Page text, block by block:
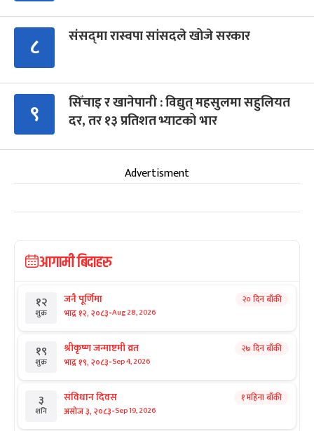
८ संसद्‍मा रास्वपा सांसदले खोजे सरकार
९
सिँचाइ र खानेपानी : विद्युत् महसुलमा सहुलियत
दर, तर १३ प्रतिशत भ्याटको भार
Advertisment
आगामी बिदाहरु
१२
शुक्र
जनै पूर्णिमा
भाद्र १२, २०८३-Aug 28, 2026
२० दिन बाँकी
१९
शुक्र
श्रीकृष्ण जन्माष्टमी व्रत
भाद्र १९, २०८३-Sep 4, 2026
२७ दिन बाँकी
३
शनि
संविधान दिवस
असोज ३, २०८३-Sep 19, 2026
१ महिना बाँकी